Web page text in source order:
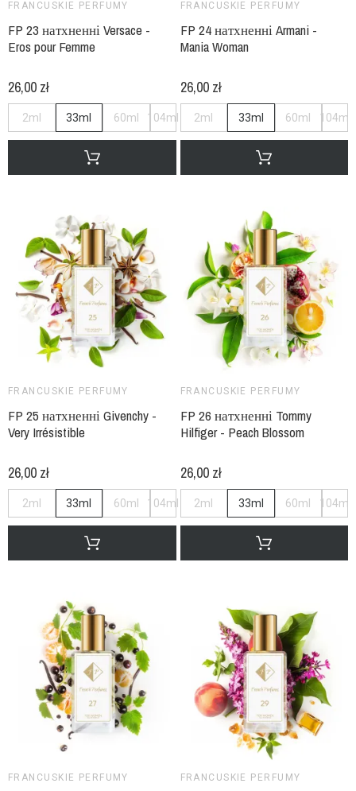
FRANCUSKIE PERFUMY
FP 23 натхненні Versace -
Eros pour Femme
26,00 zł
2ml 33ml 60ml 104ml
FRANCUSKIE PERFUMY
FP 24 натхненні Armani -
Mania Woman
26,00 zł
2ml 33ml 60ml 104ml
FRANCUSKIE PERFUMY
FP 25 натхненні Givenchy -
Very Irrésistible
26,00 zł
2ml 33ml 60ml 104ml
FRANCUSKIE PERFUMY
FP 26 натхненні Tommy
Hilfiger - Peach Blossom
26,00 zł
2ml 33ml 60ml 104ml
FRANCUSKIE PERFUMY FRANCUSKIE PERFUMY